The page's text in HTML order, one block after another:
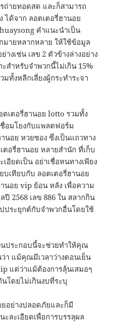
ถ่ายทอดสด และก็สามารถ
ได้จาก ลอตเตอรี่ฮานอย
คำแนะนำเป็น
มายหลากหลาย ให้ใช้ข้อมูล
างเช่น เลข 2 ตัวข้างล่างอย่าง
สำหรับจำพวกนี้ไม่เกิน 15%
ทั้งหลีกเลี่ยงผู้กระทำระจา
เตอรี่ฮานอย lotto รวมทั้ง
อมโยงกับแพลตฟอร์ม
นอย หวยซอง ซึ่งเป็นแถวทาง
ตอรี่ฮานอย หลายสํานัก ที่เก็บ
อียดเป็น อย่าเชื่อหนทางเพียง
บเทียบกับ ลอตเตอรี่ฮานอย
นอย vip ย้อน หลัง เพื่อความ
ปี 2568 เลข 886 ใน สลากกิน
ประยุกต์กับจำพวกอื่นโดยใช้
นประกอบนี้จะช่วยทำให้คุณ
า แม้คุณมีเวลาว่างตอนเย็น
แต่ว่าแม้ต้องการลุ้นเสมอๆ
โดยไม่เกินงบที่ระบุ
ยอย่างปลอดภัยและก็มี
ละเอียดเพื่อการบรรลุผล